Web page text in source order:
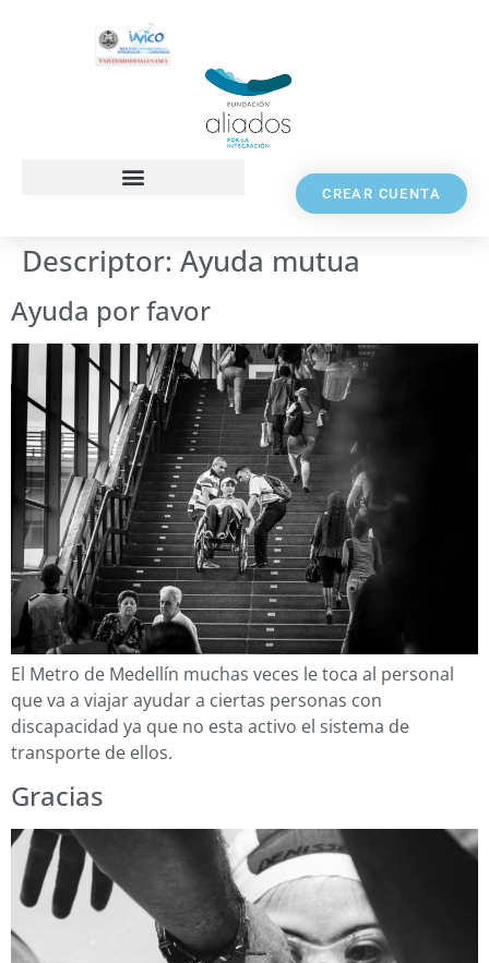
CREAR CUENTA
Descriptor: Ayuda mutua
Ayuda por favor
El Metro de Medellín muchas veces le toca al personal
que va a viajar ayudar a ciertas personas con
discapacidad ya que no esta activo el sistema de
transporte de ellos.
Gracias